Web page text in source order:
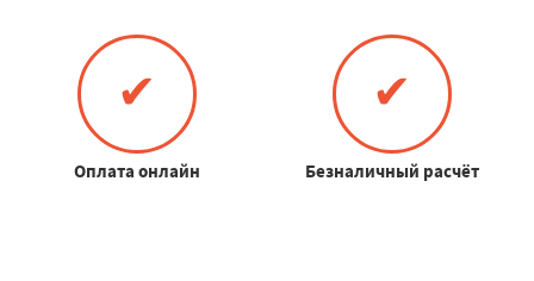
✔
Оплата онлайн
✔
Безналичный расчёт